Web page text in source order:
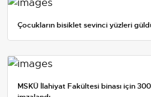
Çocukların bisiklet sevinci yüzleri
MSKÜ İlahiyat Fakültesi binası için